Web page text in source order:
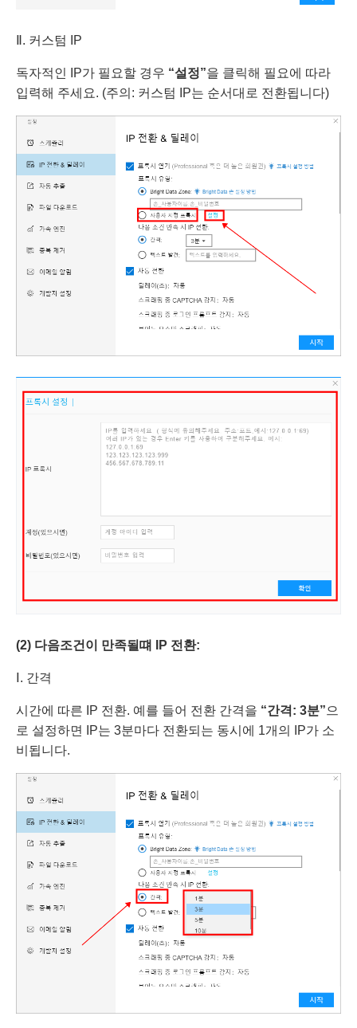
Ⅱ. 커스텀 IP
독자적인 IP가 필요할 경우 “설정”을 클릭해 필요에 따라
입력해 주세요. (주의: 커스텀 IP는 순서대로 전환됩니다)
(2) 다음조건이 만족될떄 IP 전환:
Ⅰ. 간격
시간에 따른 IP 전환. 예를 들어 전환 간격을 “간격: 3분”으
로 설정하면 IP는 3분마다 전환되는 동시에 1개의 IP가 소
비됩니다.